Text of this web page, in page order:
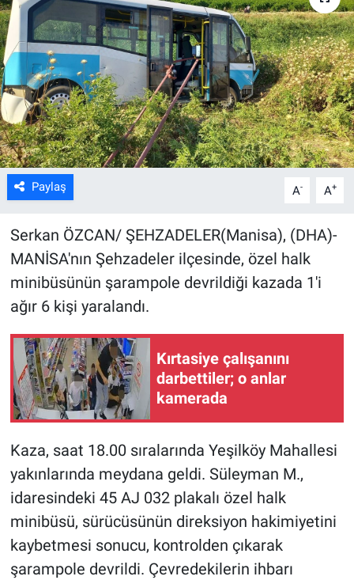
Paylaş A- A+
Serkan ÖZCAN/ ŞEHZADELER(Manisa), (DHA)-
MANİSA'nın Şehzadeler ilçesinde, özel halk
minibüsünün şarampole devrildiği kazada 1'i
ağır 6 kişi yaralandı.
Kırtasiye çalışanını
darbettiler; o anlar
kamerada
Kaza, saat 18.00 sıralarında Yeşilköy Mahallesi
yakınlarında meydana geldi. Süleyman M.,
idaresindeki 45 AJ 032 plakalı özel halk
minibüsü, sürücüsünün direksiyon hakimiyetini
kaybetmesi sonucu, kontrolden çıkarak
şarampole devrildi. Çevredekilerin ihbarı
Eğitim
Yaşam
Kültür Sanat
Bilim ve Teknoloji
Genel
Haber Arşivi